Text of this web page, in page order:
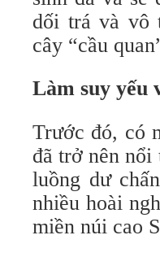
dối trá và vô
cây “cầu
Làm suy yếu
Trước đó, có
đã trở nên nổi
luồng dư
nhiều hoài
miền núi cao